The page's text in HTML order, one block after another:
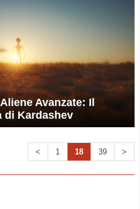
Avanzate: Il
di Kardashev
< 1 18 39 >